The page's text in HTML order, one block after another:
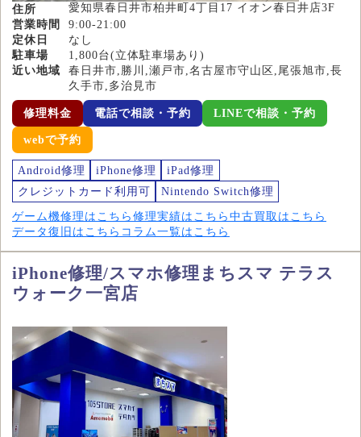
住所
愛知県春日井市柏井町4丁目17 イオン春日井店3F
営業時間
9:00-21:00
定休日
なし
駐車場
1,800台(立体駐車場あり)
近い地域
春日井市,勝川,瀬戸市,名古屋市守山区,尾張旭市,長
久手市,多治見市
修理料金 電話で相談・予約 LINEで相談・予約
webで予約
Android修理 iPhone修理
iPad修理
クレジットカード利用可
Nintendo Switch修理
ゲーム機修理はこちら 修理実績はこちら 中古買取はこちら
データ復旧はこちら コラム一覧はこちら
iPhone修理/スマホ修理まちスマ テラス
ウォーク一宮店